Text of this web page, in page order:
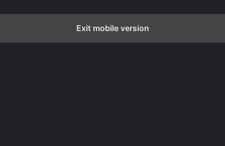
Exit mobile version